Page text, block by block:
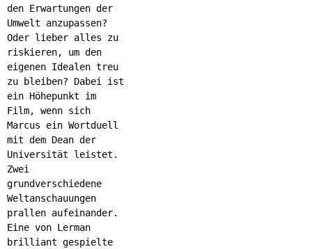
den Erwartungen der
Umwelt anzupassen?
Oder lieber alles zu
riskieren, um den
eigenen Idealen treu
zu bleiben? Dabei ist
ein Höhepunkt im
Film, wenn sich
Marcus ein Wortduell
mit dem Dean der
Universität leistet.
Zwei
grundverschiedene
Weltanschauungen
prallen aufeinander.
Eine von Lerman
brilliant gespielte